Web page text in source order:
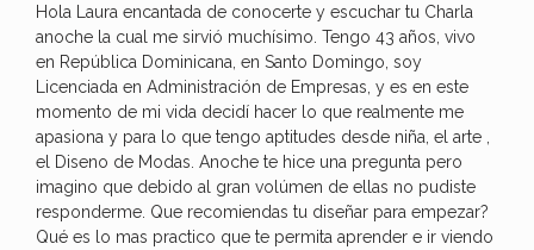
Hola Laura encantada de conocerte y escuchar tu Charla
anoche la cual me sirvió muchísimo. Tengo 43 años, vivo
en República Dominicana, en Santo Domingo, soy
Licenciada en Administración de Empresas, y es en este
momento de mi vida decidí hacer lo que realmente me
apasiona y para lo que tengo aptitudes desde niña, el arte ,
el Diseno de Modas. Anoche te hice una pregunta pero
imagino que debido al gran volúmen de ellas no pudiste
responderme. Que recomiendas tu diseñar para empezar?
Qué es lo mas practico que te permita aprender e ir viendo